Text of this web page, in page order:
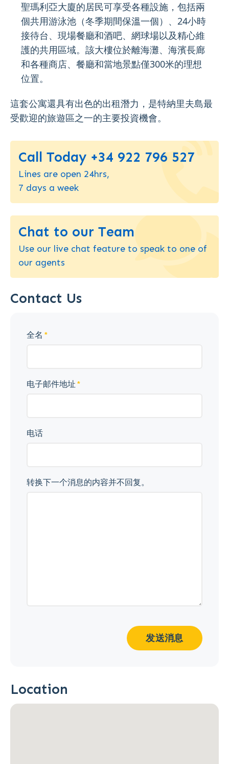
聖瑪利亞大廈的居民可享受各種設施，包括兩
個共用游泳池（冬季期間保溫一個）、24小時
接待台、現場餐廳和酒吧、網球場以及精心維
護的共用區域。該大樓位於離海灘、海濱長廊
和各種商店、餐廳和當地景點僅300米的理想
位置。
這套公寓還具有出色的出租潛力，是特納里夫島最
受歡迎的旅遊區之一的主要投資機會。
Call Today +34 922 796 527
Lines are open 24hrs,
7 days a week
Chat to our Team
Use our live chat feature to speak to one of
our agents
Contact Us
全名
电子邮件地址
电话
转换下一个消息的内容并不回复。
发送消息
Location